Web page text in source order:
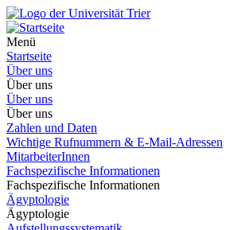
Menü
Startseite
Über uns
Über uns
Über uns
Über uns
Zahlen und Daten
Wichtige Rufnummern & E-Mail-Adressen
MitarbeiterInnen
Fachspezifische Informationen
Fachspezifische Informationen
Ägyptologie
Ägyptologie